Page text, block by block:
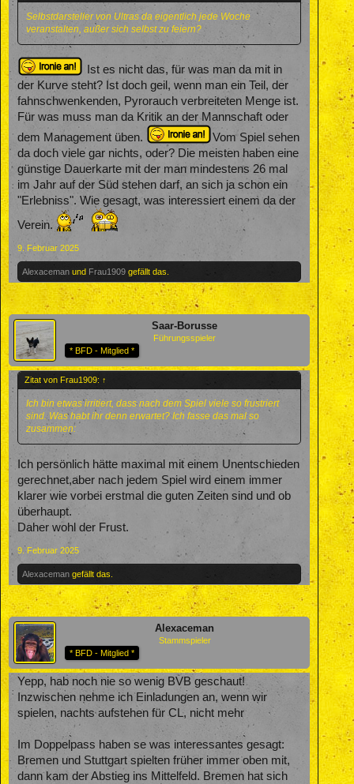
Selbstdarsteller von Ultras da eigentlich jede Woche
veranstalten, außer sich selbst zu feiern?
Ist es nicht das, für was man da mit in
der Kurve steht? Ist doch geil, wenn man ein Teil, der
fahnschwenkenden, Pyrorauch verbreiteten Menge ist.
Für was muss man da Kritik an der Mannschaft oder
dem Management üben.
Vom Spiel sehen
da doch viele gar nichts, oder? Die meisten haben eine
günstige Dauerkarte mit der man mindestens 26 mal
im Jahr auf der Süd stehen darf, an sich ja schon ein
"Erlebniss". Wie gesagt, was interessiert einem da der
Verein.
9. Februar 2025
Alexaceman und Frau1909 gefällt das.
Saar-Borusse
Führungsspieler
* BFD - Mitglied *
Zitat von Frau1909: ↑
Ich bin etwas irritiert, dass nach dem Spiel viele so frustriert
sind. Was habt ihr denn erwartet? Ich fasse das mal so
zusammen:
Ich persönlich hätte maximal mit einem Unentschieden
gerechnet,aber nach jedem Spiel wird einem immer
klarer wie vorbei erstmal die guten Zeiten sind und ob
überhaupt.
Daher wohl der Frust.
9. Februar 2025
Alexaceman gefällt das.
Alexaceman
Stammspieler
* BFD - Mitglied *
Yepp, hab noch nie so wenig BVB geschaut!
Inzwischen nehme ich Einladungen an, wenn wir
spielen, nachts aufstehen für CL, nicht mehr
Im Doppelpass haben se was interessantes gesagt:
Bremen und Stuttgart spielten früher immer oben mit,
dann kam der Abstieg ins Mittelfeld. Bremen hat sich